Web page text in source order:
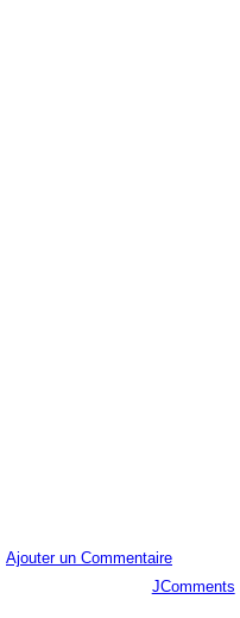
Ajouter un Commentaire
JComments